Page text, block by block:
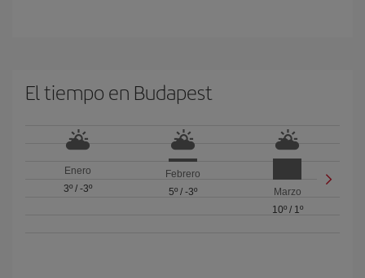
El tiempo en Budapest
Enero
3º/ -3º
Febrero
5º/ -3º
Marzo
10º/ 1º